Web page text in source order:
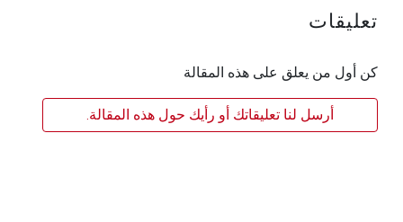
تعليقات
كن أول من يعلق على هذه المقالة
أرسل لنا تعليقاتك أو رأيك حول هذه المقالة.